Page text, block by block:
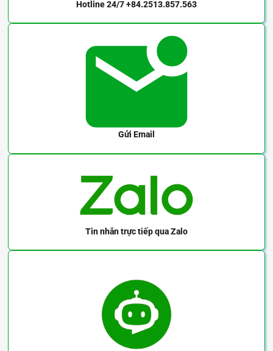
12 VDC
Hotline 24/7+84.2513.857.563
Gửi Email
Tin nhắn trực tiếpqua Zalo